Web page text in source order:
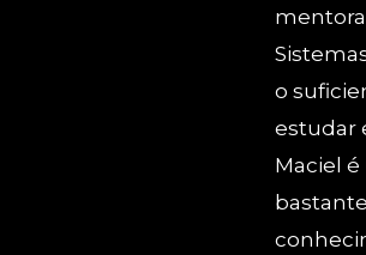
o
estudar
Maciel